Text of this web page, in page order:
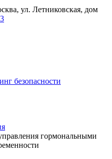
ул. Летниковская, дом
безопасности
гормональными